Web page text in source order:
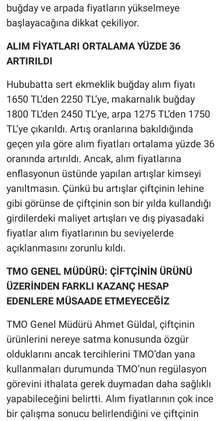
buğday ve arpada fiyatların yükselmeye
başlayacağına dikkat çekiliyor.
ALIM FİYATLARI ORTALAMA YÜZDE 36
ARTIRILDI
Hububatta sert ekmeklik buğday alım fiyatı
1650 TL’den 2250 TL’ye, makarnalık buğday
1800 TL’den 2450 TL’ye, arpa 1275 TL’den 1750
TL’ye çıkarıldı. Artış oranlarına bakıldığında
geçen yıla göre alım fiyatları ortalama yüzde 36
oranında artırıldı. Ancak, alım fiyatlarına
enflasyonun üstünde yapılan artışlar kimseyi
yanıltmasın. Çünkü bu artışlar çiftçinin lehine
gibi görünse de çiftçinin son bir yılda kullandığı
girdilerdeki maliyet artışları ve dış piyasadaki
fiyatlar alım fiyatlarının bu seviyelerde
açıklanmasını zorunlu kıldı.
TMO GENEL MÜDÜRÜ: ÇİFTÇİNİN ÜRÜNÜ
ÜZERİNDEN FARKLI KAZANÇ HESAP
EDENLERE MÜSAADE ETMEYECEĞİZ
TMO Genel Müdürü Ahmet Güldal, çiftçinin
ürünlerini nereye satma konusunda özgür
olduklarını ancak tercihlerini TMO’dan yana
kullanmaları durumunda TMO’nun regülasyon
görevini ithalata gerek duymadan daha sağlıklı
yapabileceğini belirtti. Alım fiyatlarının çok ince
bir çalışma sonucu belirlendiğini ve çiftçinin